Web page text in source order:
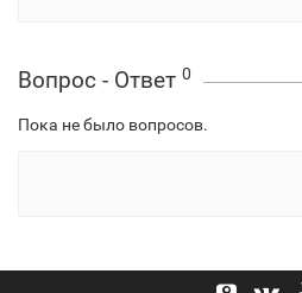
Вопрос - Ответ 0
Пока не было вопросов.